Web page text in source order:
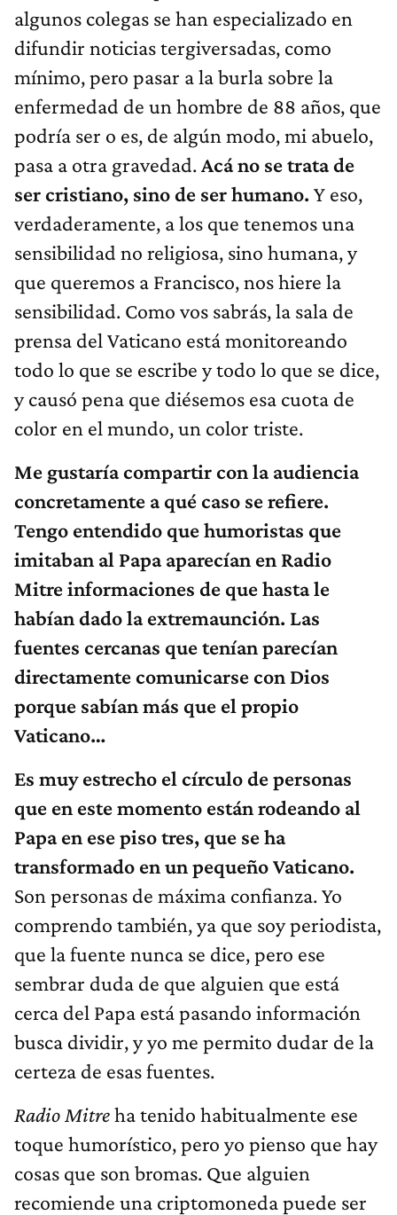
algunos colegas se han especializado en
difundir noticias tergiversadas, como
mínimo, pero pasar a la burla sobre la
enfermedad de un hombre de 88 años, que
podría ser o es, de algún modo, mi abuelo,
pasa a otra gravedad.Acá no se trata de
ser cristiano, sino de ser humano. Y eso,
verdaderamente, a los que tenemos una
sensibilidad no religiosa, sino humana, y
que queremos a Francisco, nos hiere la
sensibilidad. Como vos sabrás, la sala de
prensa del Vaticano está monitoreando
todo lo que se escribe y todo lo que se dice,
y causó pena que diésemos esa cuota de
color en el mundo, un color triste.
Me gustaría compartir con la audiencia
concretamente a qué caso se refiere.
Tengo entendido que humoristas que
imitaban al Papa aparecían en Radio
Mitre informaciones de que hasta le
habían dado la extremaunción. Las
fuentes cercanas que tenían parecían
directamente comunicarse con Dios
porque sabían más que el propio
Vaticano…
Es muy estrecho el círculo de personas
que en este momento están rodeando al
Papa en ese piso tres, que se ha
transformado en un pequeño Vaticano.
Son personas de máxima confianza. Yo
comprendo también, ya que soy periodista,
que la fuente nunca se dice, pero ese
sembrar duda de que alguien que está
cerca del Papa está pasando información
busca dividir, y yo me permito dudar de la
certeza de esas fuentes.
Radio Mitreha tenido habitualmente ese
toque humorístico, pero yo pienso que hay
cosas que son bromas. Que alguien
recomiende una criptomoneda puede ser